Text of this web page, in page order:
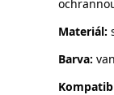
Materiál:
Barva: